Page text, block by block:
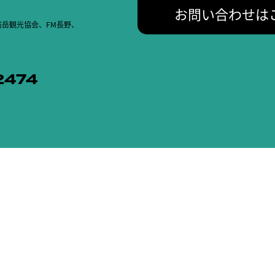
観光協会、FM長野、
お問い合わせは